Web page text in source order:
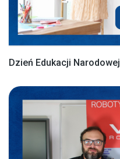
Dzień Edukacji Narodowej